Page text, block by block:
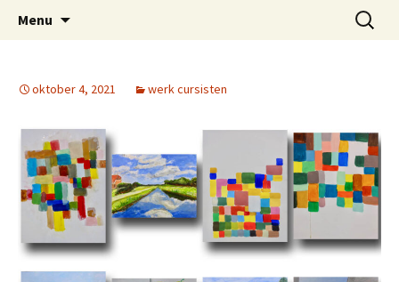
Cursisten-peterbremer
Schildercursus nijmegen
Menu
Zoeken
naar:
oktober 4, 2021 werk cursisten